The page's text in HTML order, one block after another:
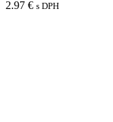
2.97 € s DPH